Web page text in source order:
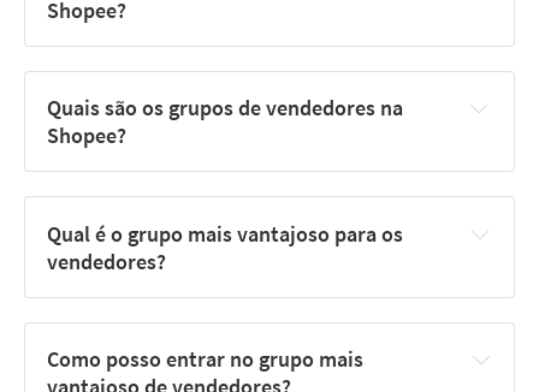
Shopee?
Quais são os grupos de vendedores na
Shopee?
competitivos.
Produtos de alta procura, mas com preços não
competitivos.
Qual é o grupo mais vantajoso para os
vendedores?
Como posso entrar no grupo mais
vantajoso de vendedores?